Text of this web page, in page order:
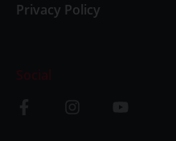
Privacy Policy
Social